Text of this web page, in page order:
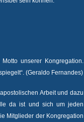
unserer Kongregation.
(Geraldo Fernandes)
Arbeit und dazu
da ist und sich um jeden
Mitglieder der Kongregation